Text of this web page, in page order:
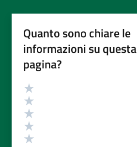
Quanto sono chiare le
informazioni su questa
pagina?
Valutazione